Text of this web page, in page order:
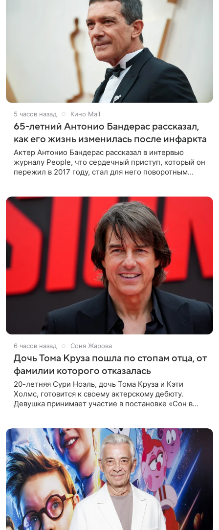
5 часов назад Кино Mail
65-летний Антонио Бандерас рассказал,
как его жизнь изменилась после инфаркта
Актер Антонио Бандерас рассказал в интервью
журналу People, что сердечный приступ, который он
пережил в 2017 году, стал для него поворотным
6 часов назад Соня Жарова
Дочь Тома Круза пошла по стопам отца, от
фамилии которого отказалась
20-летняя Сури Ноэль, дочь Тома Круза и Кэти
Холмс, готовится к своему актерскому дебюту.
Девушка принимает участие в постановке «Сон в